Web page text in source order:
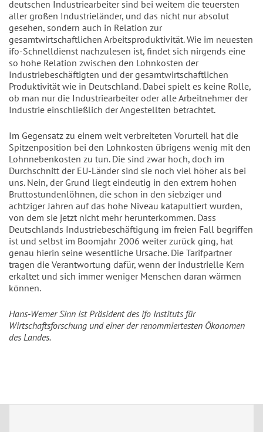
deutschen Industriearbeiter sind bei weitem die teuersten
aller großen Industrieländer, und das nicht nur absolut
gesehen, sondern auch in Relation zur
gesamtwirtschaftlichen Arbeitsproduktivität. Wie im neuesten
ifo-Schnelldienst nachzulesen ist, findet sich nirgends eine
so hohe Relation zwischen den Lohnkosten der
Industriebeschäftigten und der gesamtwirtschaftlichen
Produktivität wie in Deutschland. Dabei spielt es keine Rolle,
ob man nur die Industriearbeiter oder alle Arbeitnehmer der
Industrie einschließlich der Angestellten betrachtet.
Im Gegensatz zu einem weit verbreiteten Vorurteil hat die
Spitzenposition bei den Lohnkosten übrigens wenig mit den
Lohnnebenkosten zu tun. Die sind zwar hoch, doch im
Durchschnitt der EU-Länder sind sie noch viel höher als bei
uns. Nein, der Grund liegt eindeutig in den extrem hohen
Bruttostundenlöhnen, die schon in den siebziger und
achtziger Jahren auf das hohe Niveau katapultiert wurden,
von dem sie jetzt nicht mehr herunterkommen. Dass
Deutschlands Industriebeschäftigung im freien Fall begriffen
ist und selbst im Boomjahr 2006 weiter zurück ging, hat
genau hierin seine wesentliche Ursache. Die Tarifpartner
tragen die Verantwortung dafür, wenn der industrielle Kern
erkaltet und sich immer weniger Menschen daran wärmen
können.
Hans-Werner Sinn ist Präsident des ifo Instituts für
Wirtschaftsforschung und einer der renommiertesten Ökonomen
des Landes.